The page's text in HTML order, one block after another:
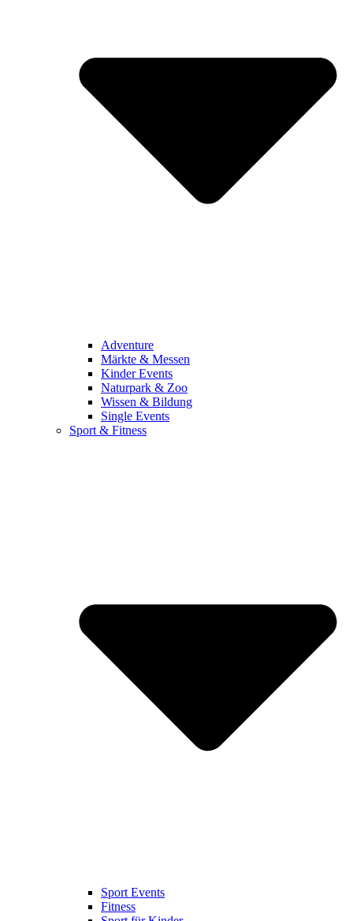
Adventure
Märkte & Messen
Kinder Events
Naturpark & Zoo
Wissen & Bildung
Single Events
Sport & Fitness
Sport Events
Fitness